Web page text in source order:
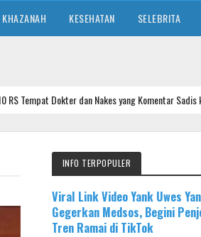
KHAZANAH KESEHATAN SELEBRITA
Nakes yang Komentar Sadis ke Pasien BPJS
INFO TERPOPULER
Viral Link Video Yank Uwes
Gegerkan Medsos, Begini
Tren Ramai di TikTok